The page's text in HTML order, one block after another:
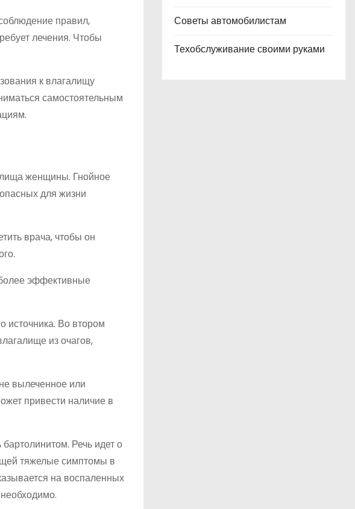
правил,
лечения. Чтобы
к влагалищу
самостоятельным
женщины. Гнойное
для жизни
врача, чтобы он
эффективные
источника. Во втором
из очагов,
вылеченное или
привести наличие в
Речь идет о
тяжелые симптомы в
на воспаленных
Советы автомобилистам
Техобслуживание своими руками